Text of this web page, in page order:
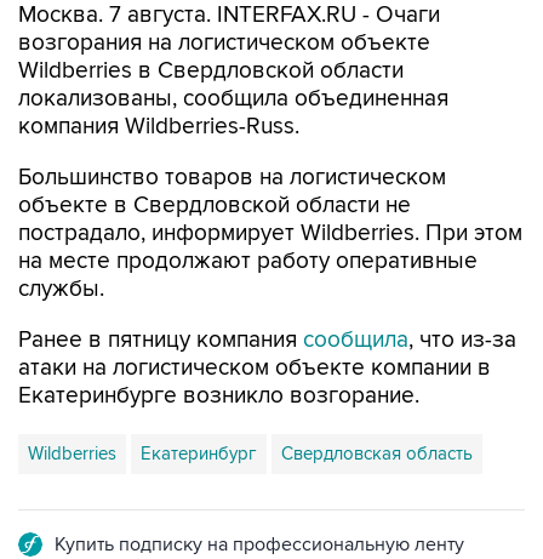
Москва. 7 августа. INTERFAX.RU - Очаги
возгорания на логистическом объекте
Wildberries в Свердловской области
локализованы, сообщила объединенная
компания Wildberries-Russ.
Большинство товаров на логистическом
объекте в Свердловской области не
пострадало, информирует Wildberries. При этом
на месте продолжают работу оперативные
службы.
Ранее в пятницу компания сообщила, что из-за
атаки на логистическом объекте компании в
Екатеринбурге возникло возгорание.
Wildberries Екатеринбург Свердловская область
Купить подписку на профессиональную ленту